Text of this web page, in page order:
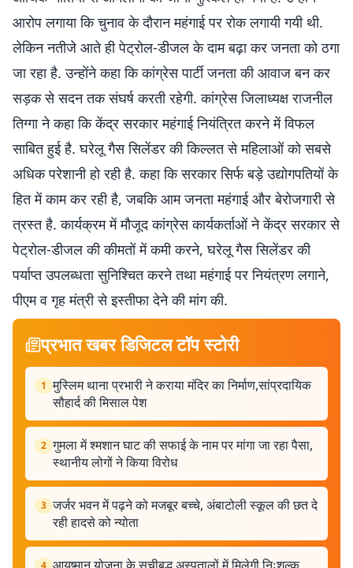
आरोप लगाया कि चुनाव के दौरान महंगाई पर रोक लगायी गयी थी.
लेकिन नतीजे आते ही पेट्रोल-डीजल के दाम बढ़ा कर जनता को ठगा
जा रहा है. उन्होंने कहा कि कांग्रेस पार्टी जनता की आवाज बन कर
सड़क से सदन तक संघर्ष करती रहेगी. कांग्रेस जिलाध्यक्ष राजनील
तिग्गा ने कहा कि केंद्र सरकार महंगाई नियंत्रित करने में विफल
साबित हुई है. घरेलू गैस सिलेंडर की किल्लत से महिलाओं को सबसे
अधिक परेशानी हो रही है. कहा कि सरकार सिर्फ बड़े उद्योगपतियों के
हित में काम कर रही है, जबकि आम जनता महंगाई और बेरोजगारी से
त्रस्त है. कार्यक्रम में मौजूद कांग्रेस कार्यकर्ताओं ने केंद्र सरकार से
पेट्रोल-डीजल की कीमतों में कमी करने, घरेलू गैस सिलेंडर की
पर्याप्त उपलब्धता सुनिश्चित करने तथा महंगाई पर नियंत्रण लगाने,
पीएम व गृह मंत्री से इस्तीफा देने की मांग की.
प्रभात खबर डिजिटल टॉप स्टोरी
1 मुस्लिम थाना प्रभारी ने कराया मंदिर का निर्माण,सांप्रदायिक
सौहार्द की मिसाल पेश
2 गुमला में श्मशान घाट की सफाई के नाम पर मांगा जा रहा पैसा,
स्थानीय लोगों ने किया विरोध
3 जर्जर भवन में पढ़ने को मजबूर बच्चे, अंबाटोली स्कूल की छत दे
रही हादसे को न्योता
4